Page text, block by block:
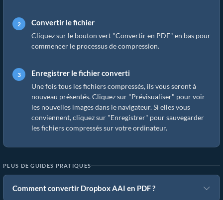
Convertir le fichier
Cliquez sur le bouton vert "Convertir en PDF" en bas pour
commencer le processus de compression.
Enregistrer le fichier converti
Une fois tous les fichiers compressés, ils vous seront à
nouveau présentés. Cliquez sur "Prévisualiser" pour voir
les nouvelles images dans le navigateur. Si elles vous
conviennent, cliquez sur "Enregistrer" pour sauvegarder
les fichiers compressés sur votre ordinateur.
PLUS DE GUIDES PRATIQUES
Comment convertir Dropbox AAI en PDF ?